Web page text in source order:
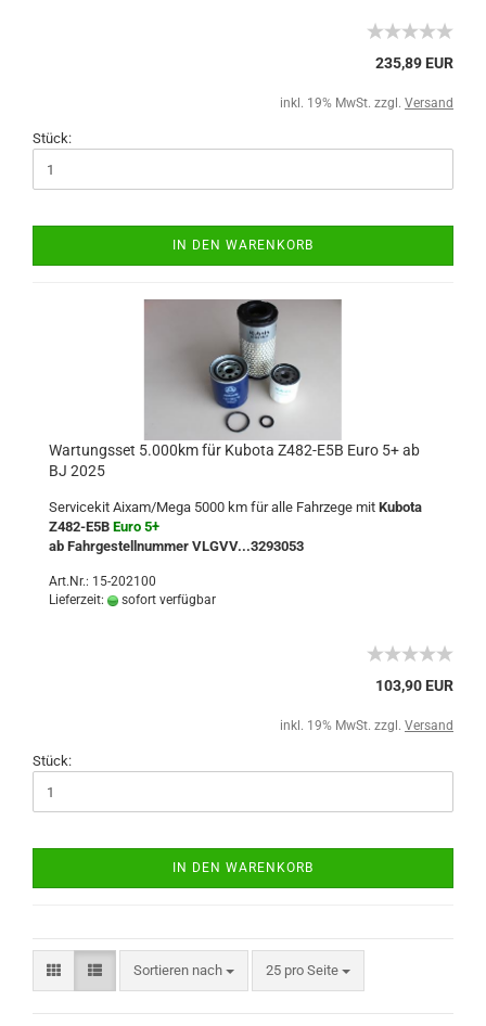
235,89 EUR
inkl. 19% MwSt. zzgl. Versand
Stück:
IN DEN WARENKORB
Wartungsset 5.000km für Kubota Z482-E5B Euro 5+ ab
BJ 2025
Servicekit Aixam/Mega 5000 km für alle Fahrzege mit Kubota
Z482-E5B Euro 5+
ab Fahrgestellnummer VLGVV...3293053
Art.Nr.: 15-202100
Lieferzeit:
sofort verfügbar
103,90 EUR
inkl. 19% MwSt. zzgl. Versand
Stück:
IN DEN WARENKORB
Sortieren nach 25 pro Seite